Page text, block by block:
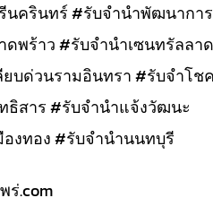
นครินทร์ #รับจำนำพัฒนาการ
พร้าว #รับจำนำเซนทรัลลา
ยบด่วนรามอินทรา #รับจำโช
ธิสาร #รับจำนำแจ้งวัฒนะ
งทอง #รับจำนำนนทบุรี
ร่.com